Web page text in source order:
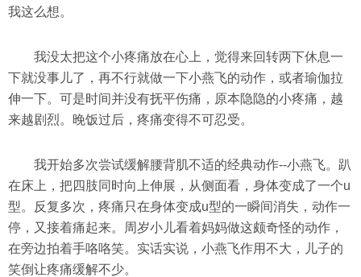
我这么想。
我没太把这个小疼痛放在心上，觉得来回转两下休息一
下就没事儿了，再不行就做一下小燕飞的动作，或者瑜伽拉
伸一下。可是时间并没有抚平伤痛，原本隐隐的小疼痛，越
来越剧烈。晚饭过后，疼痛变得不可忍受。
我开始多次尝试缓解腰背肌不适的经典动作--小燕飞。趴
在床上，把四肢同时向上伸展，从侧面看，身体变成了一个u
型。反复多次，疼痛只在身体变成u型的一瞬间消失，动作一
停，又接着痛起来。周岁小儿看着妈妈做这颇奇怪的动作，
在旁边拍着手咯咯笑。实话实说，小燕飞作用不大，儿子的
笑倒让疼痛缓解不少。